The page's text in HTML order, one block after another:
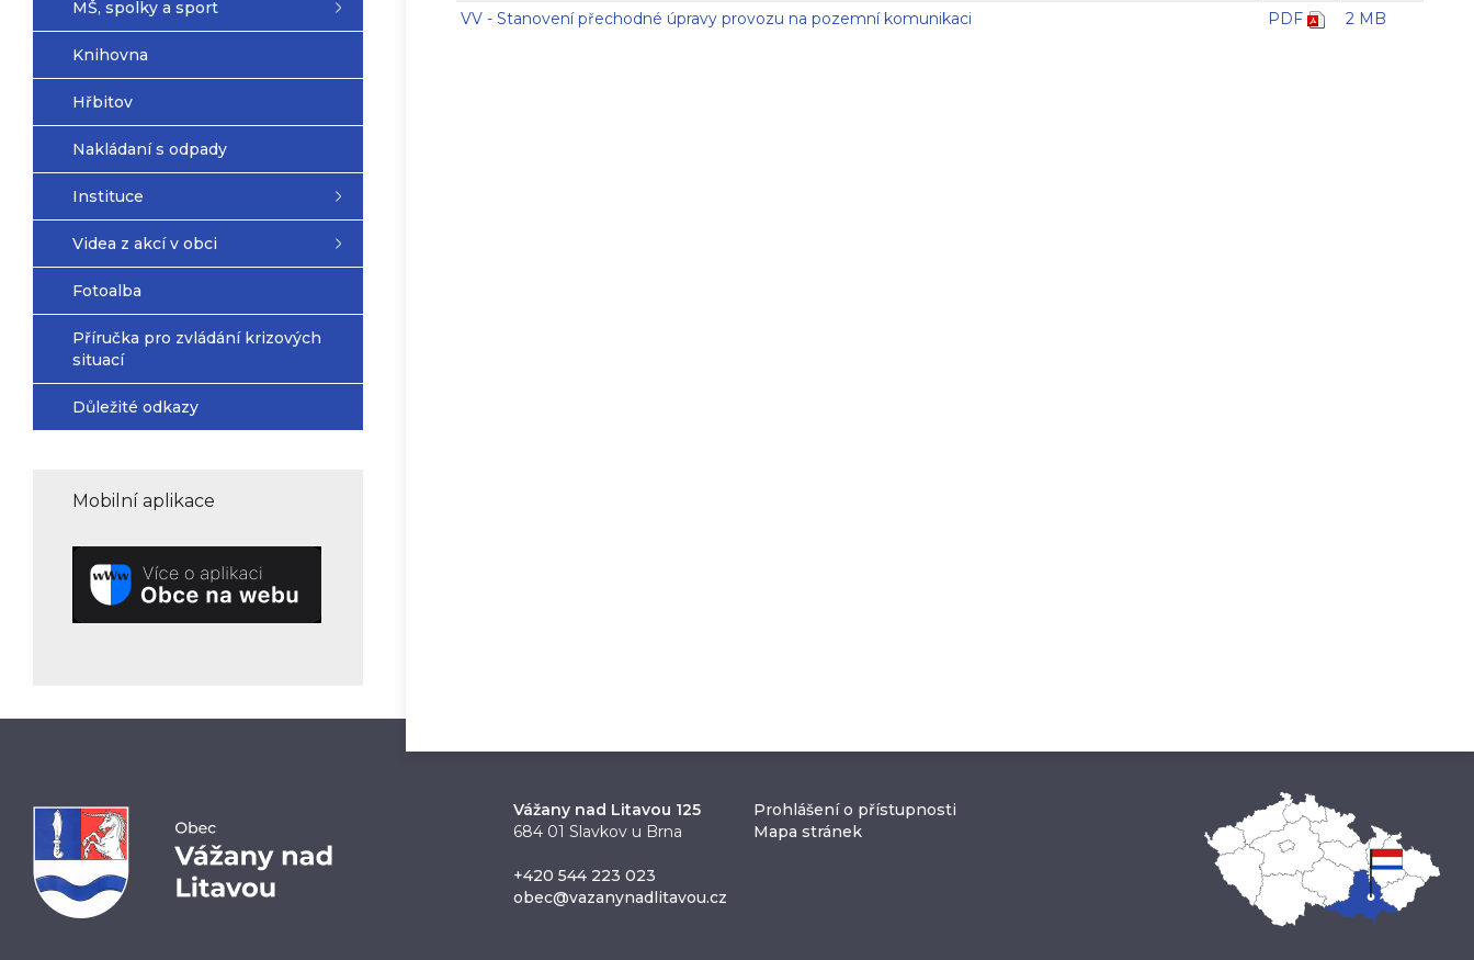
MŠ, spolky a sport
Knihovna
Hřbitov
Nakládaní s odpady
Instituce
Videa z akcí v obci
Fotoalba
Příručka pro zvládání krizových
situací
Důležité odkazy
Mobilní aplikace
VV - Stanovení přechodné úpravy provozu na pozemní komunikaci
PDF 2 MB
Vážany nad Litavou 125
684 01 Slavkov u Brna
+420 544 223 023
obec@vazanynadlitavou.cz
Prohlášení o přístupnosti
Mapa stránek